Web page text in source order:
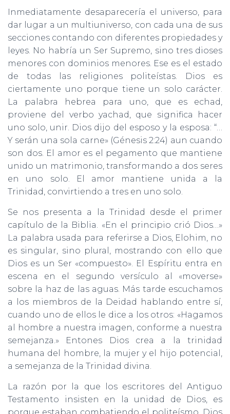
Inmediatamente desaparecería el universo, para
dar lugar a un multiuniverso, con cada una de sus
secciones contando con diferentes propiedades y
leyes. No habría un Ser Supremo, sino tres dioses
menores con dominios menores. Ese es el estado
de todas las religiones politeístas. Dios es
ciertamente uno porque tiene un solo carácter.
La palabra hebrea para uno, que es echad,
proviene del verbo yachad, que significa hacer
uno solo, unir. Dios dijo del esposo y la esposa: “…
Y serán una sola carne» (Génesis 2:24) aun cuando
son dos. El amor es el pegamento que mantiene
unido un matrimonio, transformando a dos seres
en uno solo. El amor mantiene unida a la
Trinidad, convirtiendo a tres en uno solo.
Se nos presenta a la Trinidad desde el primer
capítulo de la Biblia. «En el principio crió Dios…»
La palabra usada para referirse a Dios, Elohim, no
es singular, sino plural, mostrando con ello que
Dios es un Ser «compuesto». El Espíritu entra en
escena en el segundo versículo al «moverse»
sobre la haz de las aguas. Más tarde escuchamos
a los miembros de la Deidad hablando entre sí,
cuando uno de ellos le dice a los otros: «Hagamos
al hombre a nuestra imagen, conforme a nuestra
semejanza.» Entones Dios crea a la trinidad
humana del hombre, la mujer y el hijo potencial,
a semejanza de la Trinidad divina.
La razón por la que los escritores del Antiguo
Testamento insisten en la unidad de Dios, es